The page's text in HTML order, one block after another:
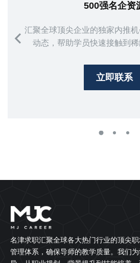
500强名企资
汇聚全球顶尖企业的独家内推
动态，帮助学员快速接触到稀
立即联系
名津求职汇聚全球各大热门行业的顶尖
管理体系，确保导师的教学质量。我们